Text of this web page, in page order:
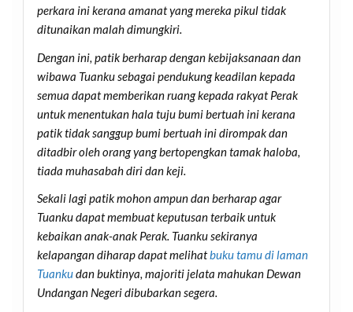
perkara ini kerana amanat yang mereka pikul tidak
ditunaikan malah dimungkiri.
Dengan ini, patik berharap dengan kebijaksanaan dan
wibawa Tuanku sebagai pendukung keadilan kepada
semua dapat memberikan ruang kepada rakyat Perak
untuk menentukan hala tuju bumi bertuah ini kerana
patik tidak sanggup bumi bertuah ini dirompak dan
ditadbir oleh orang yang bertopengkan tamak haloba,
tiada muhasabah diri dan keji.
Sekali lagi patik mohon ampun dan berharap agar
Tuanku dapat membuat keputusan terbaik untuk
kebaikan anak-anak Perak. Tuanku sekiranya
kelapangan diharap dapat melihatbuku tamu di laman
Tuankudan buktinya, majoriti jelata mahukan Dewan
Undangan Negeri dibubarkan segera.